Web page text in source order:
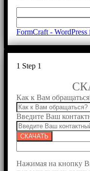
FormCraft -
1 Step 1
Как к Вам
Введите Ваш
СКАЧАТЬ
Нажимая на кнопку